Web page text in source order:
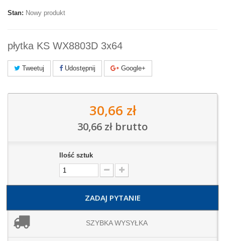
Stan: Nowy produkt
płytka KS WX8803D 3x64
Tweetuj Udostępnij Google+
30,66 zł
30,66 zł brutto
Ilość sztuk
ZADAJ PYTANIE
SZYBKA WYSYŁKA